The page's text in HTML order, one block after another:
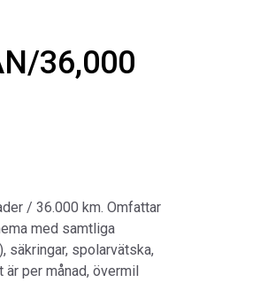
CREWCAB
Artikelnr:RA0004
4 698kr
36,000
/ 36.000 km. Omfattar
med samtliga
säkringar, spolarvätska,
per månad, övermil